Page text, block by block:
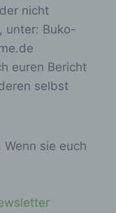
nicht
unter: Buko-
euren Bericht
selbst
Wenn sie euch